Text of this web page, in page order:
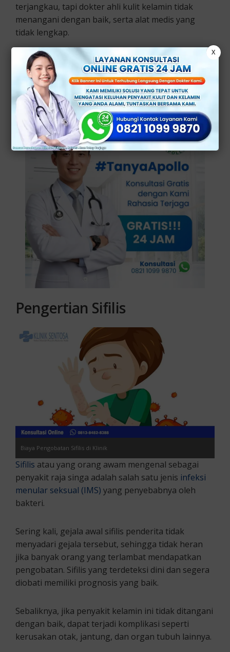
terjangkau, tapi dokter ahli kulit kelamin tidak
menangani dengan baik, serta alat medis yang
tidak lengkap.
Maka dari itu kalian harus cerdas dalam memilih
klinik kelamin agar tidak terjadi apa yang kalian
tidak inginkan.
Pengertian Sifilis
Biaya Pengobatan Sifilis di Klinik
Sifilis atau yang orang awam mengenal sebagai
penyakit raja singa adalah salah satu jenis infeksi
menular seksual (IMS) yang penyebabnya oleh
bakteri.
Sering kali, gejala awal sifilis penderita tidak
menyadari gejala tersebut, sehingga tidak heran
jika banyak orang yang terlambat mendapatkan
pengobatan. Sifilis yang terdeteksi dini dan segera
diobati memiliki prognosis yang baik.
Sebaliknya, jika penyakit kelamin ini tidak ditangani
dengan baik, dapat terjadi komplikasi seperti
kerusakan otak, jantung, dan organ tubuh lainnya.
X